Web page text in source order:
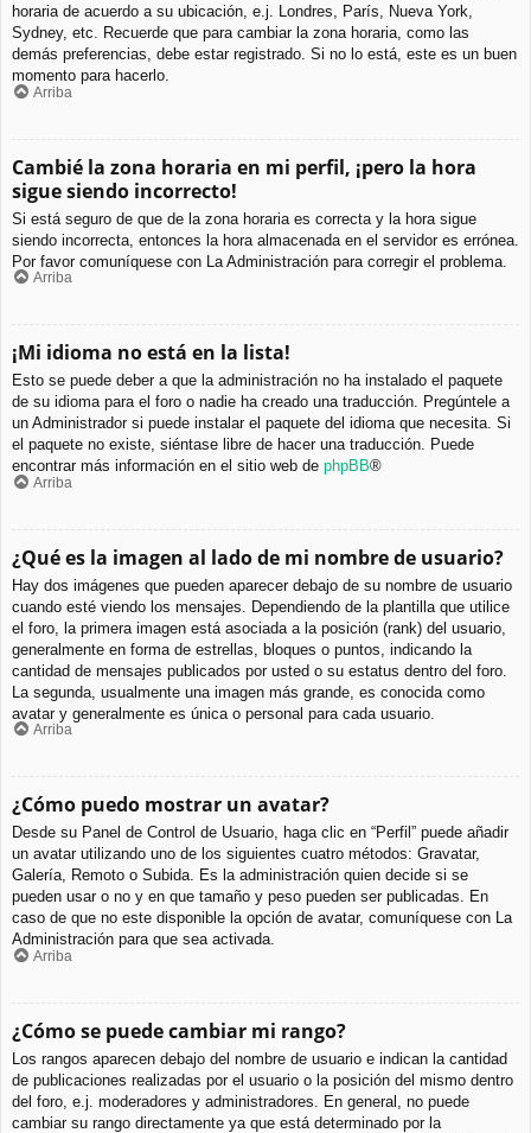
horaria de acuerdo a su ubicación, e.j. Londres, París, Nueva York,
Sydney, etc. Recuerde que para cambiar la zona horaria, como las
demás preferencias, debe estar registrado. Si no lo está, este es un buen
momento para hacerlo.
Arriba
Cambié la zona horaria en mi perfil, ¡pero la hora
sigue siendo incorrecto!
Si está seguro de que de la zona horaria es correcta y la hora sigue
siendo incorrecta, entonces la hora almacenada en el servidor es errónea.
Por favor comuníquese con La Administración para corregir el problema.
Arriba
¡Mi idioma no está en la lista!
Esto se puede deber a que la administración no ha instalado el paquete
de su idioma para el foro o nadie ha creado una traducción. Pregúntele a
un Administrador si puede instalar el paquete del idioma que necesita. Si
el paquete no existe, siéntase libre de hacer una traducción. Puede
encontrar más información en el sitio web de phpBB®
Arriba
¿Qué es la imagen al lado de mi nombre de usuario?
Hay dos imágenes que pueden aparecer debajo de su nombre de usuario
cuando esté viendo los mensajes. Dependiendo de la plantilla que utilice
el foro, la primera imagen está asociada a la posición (rank) del usuario,
generalmente en forma de estrellas, bloques o puntos, indicando la
cantidad de mensajes publicados por usted o su estatus dentro del foro.
La segunda, usualmente una imagen más grande, es conocida como
avatar y generalmente es única o personal para cada usuario.
Arriba
¿Cómo puedo mostrar un avatar?
Desde su Panel de Control de Usuario, haga clic en “Perfil” puede añadir
un avatar utilizando uno de los siguientes cuatro métodos: Gravatar,
Galería, Remoto o Subida. Es la administración quien decide si se
pueden usar o no y en que tamaño y peso pueden ser publicadas. En
caso de que no este disponible la opción de avatar, comuníquese con La
Administración para que sea activada.
Arriba
¿Cómo se puede cambiar mi rango?
Los rangos aparecen debajo del nombre de usuario e indican la cantidad
de publicaciones realizadas por el usuario o la posición del mismo dentro
del foro, e.j. moderadores y administradores. En general, no puede
cambiar su rango directamente ya que está determinado por la